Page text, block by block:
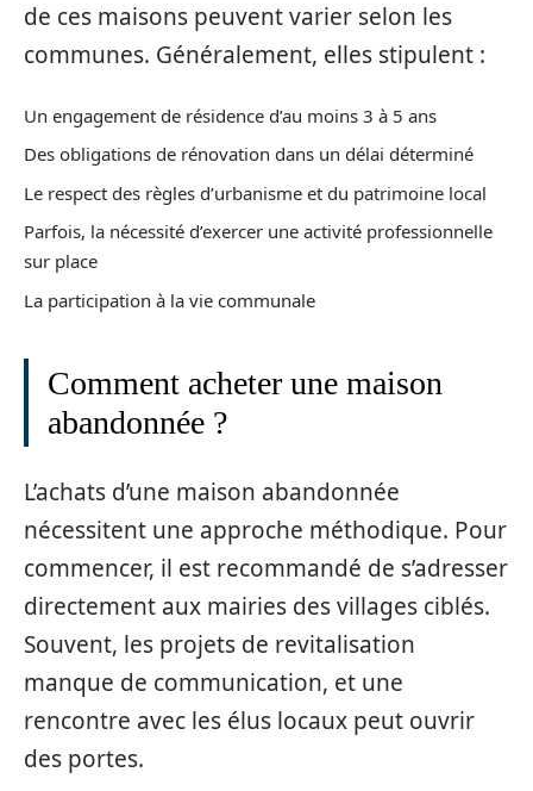
de ces maisons peuvent varier selon les
communes. Généralement, elles stipulent :
Un engagement de résidence d’au moins 3 à 5 ans
Des obligations de rénovation dans un délai déterminé
Le respect des règles d’urbanisme et du patrimoine local
Parfois, la nécessité d’exercer une activité professionnelle
sur place
La participation à la vie communale
Comment acheter une maison
abandonnée ?
L’achats d’une maison abandonnée
nécessitent une approche méthodique. Pour
commencer, il est recommandé de s’adresser
directement aux mairies des villages ciblés.
Souvent, les projets de revitalisation
manque de communication, et une
rencontre avec les élus locaux peut ouvrir
des portes.